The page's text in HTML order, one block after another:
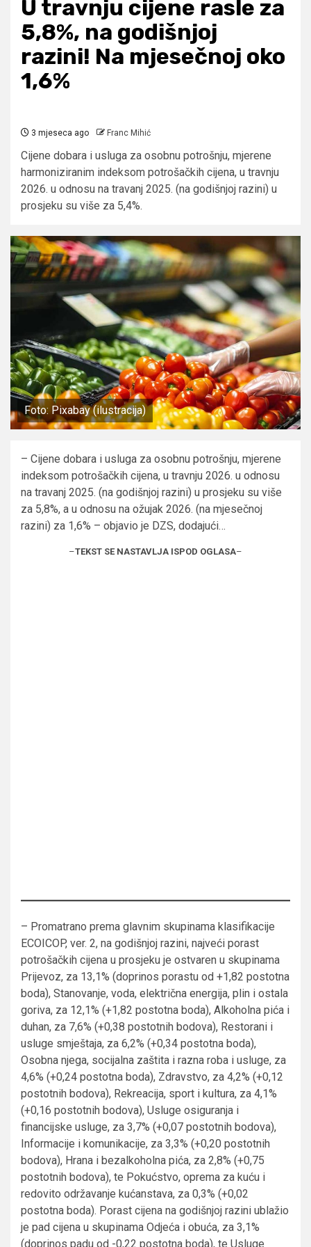
U travnju cijene rasle za
5,8%, na godišnjoj
razini! Na mjesečnoj oko
1,6%
3 mjeseca ago Franc Mihić
Cijene dobara i usluga za osobnu potrošnju, mjerene
harmoniziranim indeksom potrošačkih cijena, u travnju
2026. u odnosu na travanj 2025. (na godišnjoj razini) u
prosjeku su više za 5,4%.
Foto: Pixabay (ilustracija)
– Cijene dobara i usluga za osobnu potrošnju, mjerene
indeksom potrošačkih cijena, u travnju 2026. u odnosu
na travanj 2025. (na godišnjoj razini) u prosjeku su više
za 5,8%, a u odnosu na ožujak 2026. (na mjesečnoj
razini) za 1,6% – objavio je DZS, dodajući…
–TEKST SE NASTAVLJA ISPOD OGLASA–
– Promatrano prema glavnim skupinama klasifikacije
ECOICOP, ver. 2, na godišnjoj razini, najveći porast
potrošačkih cijena u prosjeku je ostvaren u skupinama
Prijevoz, za 13,1% (doprinos porastu od +1,82 postotna
boda), Stanovanje, voda, električna energija, plin i ostala
goriva, za 12,1% (+1,82 postotna boda), Alkoholna pića i
duhan, za 7,6% (+0,38 postotnih bodova), Restorani i
usluge smještaja, za 6,2% (+0,34 postotna boda),
Osobna njega, socijalna zaštita i razna roba i usluge, za
4,6% (+0,24 postotna boda), Zdravstvo, za 4,2% (+0,12
postotnih bodova), Rekreacija, sport i kultura, za 4,1%
(+0,16 postotnih bodova), Usluge osiguranja i
financijske usluge, za 3,7% (+0,07 postotnih bodova),
Informacije i komunikacije, za 3,3% (+0,20 postotnih
bodova), Hrana i bezalkoholna pića, za 2,8% (+0,75
postotnih bodova), te Pokućstvo, oprema za kuću i
redovito održavanje kućanstava, za 0,3% (+0,02
postotna boda). Porast cijena na godišnjoj razini ublažio
je pad cijena u skupinama Odjeća i obuća, za 3,1%
(doprinos padu od -0,22 postotna boda), te Usluge